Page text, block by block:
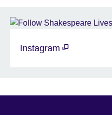
Instagram